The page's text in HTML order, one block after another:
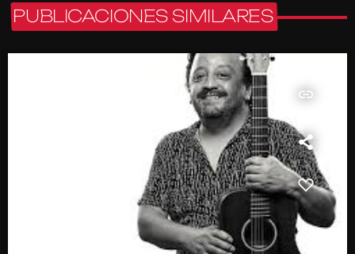
PUBLICACIONES SIMILARES
insert_link